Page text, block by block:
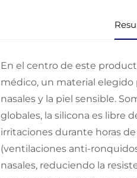
En el centro de este
médico, un material
nasales y la piel sensible.
globales, la silicona es libre
irritaciones durante horas
(ventilaciones anti-
nasales, reduciendo la